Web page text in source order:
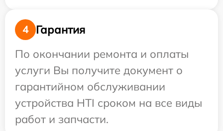
4
Гарантия
По окончании ремонта и оплаты
услуги Вы получите документ о
гарантийном обслуживании
устройства HTI сроком на все виды
работ и запчасти.